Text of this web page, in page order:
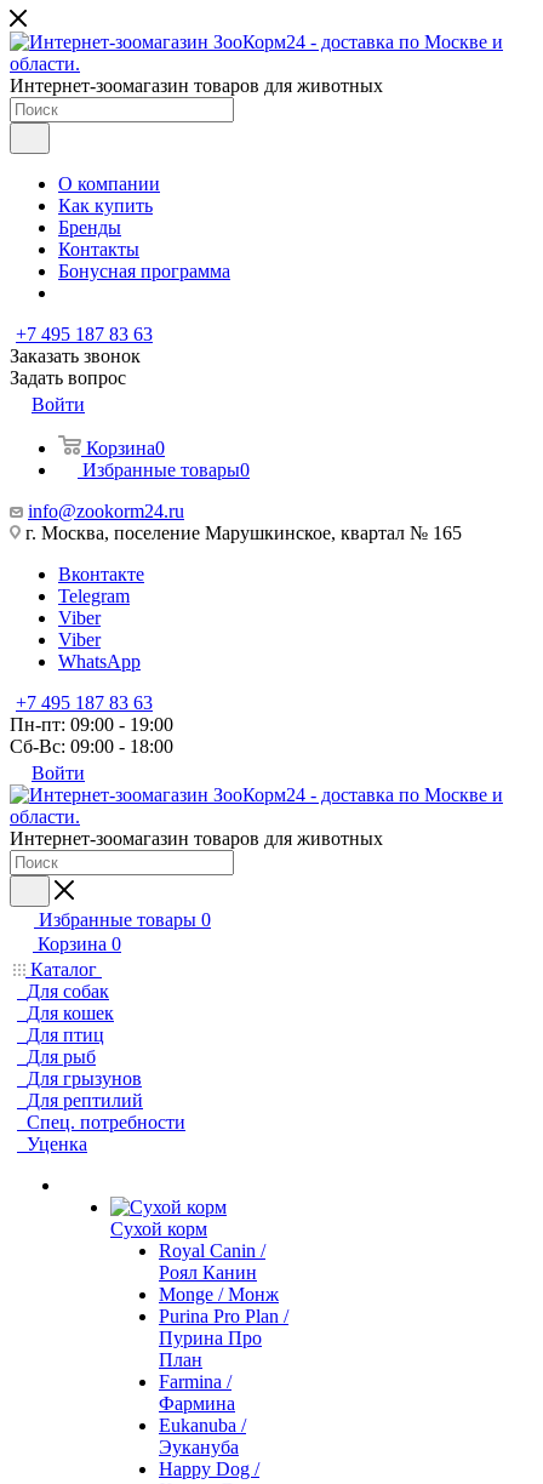
Интернет-зоомагазин товаров для животных
О компании
Как купить
Бренды
Контакты
Бонусная программа
+7 495 187 83 63
Заказать звонок
Задать вопрос
Войти
Корзина0
Избранные товары0
info@zookorm24.ru
г. Москва, поселение Марушкинское, квартал № 165
Вконтакте
Telegram
Viber
Viber
WhatsApp
+7 495 187 83 63
Пн-пт: 09:00 - 19:00
Сб-Вс: 09:00 - 18:00
Войти
Интернет-зоомагазин товаров для животных
Избранные товары 0
Корзина 0
Каталог
Для собак
Для кошек
Для птиц
Для рыб
Для грызунов
Для рептилий
Спец. потребности
Уценка
Сухой корм
Royal Canin /
Роял Канин
Monge / Монж
Purina Pro Plan /
Пурина Про
План
Farmina /
Фармина
Eukanuba /
Эукануба
Happy Dog /